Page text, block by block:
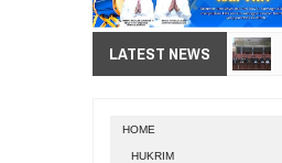
LATEST NEWS
HOME
HUKRIM